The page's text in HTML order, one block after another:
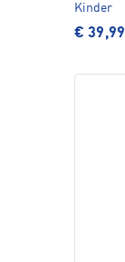
Kinder
€ 39,99